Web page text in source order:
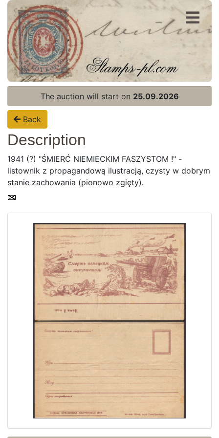
Register
Login
Home page
Current auction
Recent result
Regulation
Contact
The auction will start on 25.09.2026
Back
Description
1941 (?) "ŚMIERĆ NIEMIECKIM FASZYSTOM !" -
listownik z propagandową ilustracją, czysty w dobrym
stanie zachowania (pionowo zgięty).